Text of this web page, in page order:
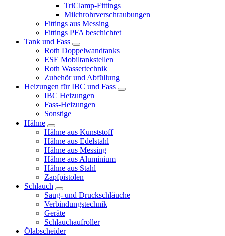
TriClamp-Fittings
Milchrohrverschraubungen
Fittings aus Messing
Fittings PFA beschichtet
Tank und Fass
Roth Doppelwandtanks
ESE Mobiltankstellen
Roth Wassertechnik
Zubehör und Abfüllung
Heizungen für IBC und Fass
IBC Heizungen
Fass-Heizungen
Sonstige
Hähne
Hähne aus Kunststoff
Hähne aus Edelstahl
Hähne aus Messing
Hähne aus Aluminium
Hähne aus Stahl
Zapfpistolen
Schlauch
Saug- und Druckschläuche
Verbindungstechnik
Geräte
Schlauchaufroller
Ölabscheider